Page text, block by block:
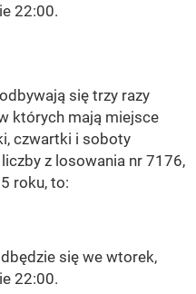
22:00.
się trzy razy
których mają miejsce
czwartki i soboty
z losowania nr 7176,
roku, to:
się we wtorek,
22:00.